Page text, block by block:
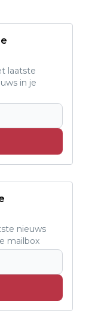
laatste
in je
nieuws
mailbox